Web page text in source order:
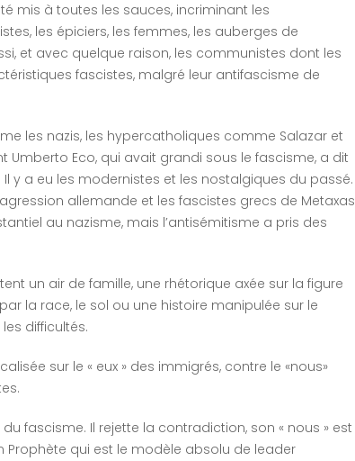
mis à toutes les sauces, incriminant les
les épiciers, les femmes, les auberges de
et avec quelque raison, les communistes dont les
fascistes, malgré leur antifascisme de
les nazis, les hypercatholiques comme Salazar et
Eco, qui avait grandi sous le fascisme, a dit
y a eu les modernistes et les nostalgiques du passé.
allemande et les fascistes grecs de Metaxas
au nazisme, mais l’antisémitisme a pris des
un air de famille, une rhétorique axée sur la figure
la race, le sol ou une histoire manipulée sur le
difficultés.
sur le « eux » des immigrés, contre le «nous»
fascisme. Il rejette la contradiction, son « nous » est
Prophète qui est le modèle absolu de leader